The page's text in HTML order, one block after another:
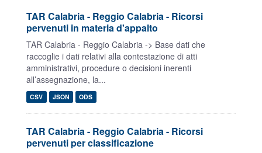
TAR Calabria - Reggio Calabria - Ricorsi
pervenuti in materia d'appalto
TAR Calabria - Reggio Calabria -> Base dati che
raccoglie i dati relativi alla contestazione di atti
amministrativi, procedure o decisioni inerenti
all’assegnazione, la...
CSV JSON ODS
TAR Calabria - Reggio Calabria - Ricorsi
pervenuti per classificazione